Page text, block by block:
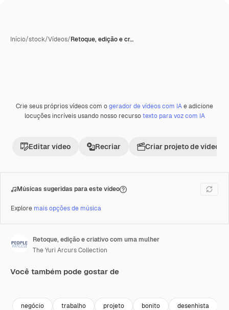
Início/stock/Vídeos/Retoque, edição e cr…
Premium
Crie seus próprios vídeos com ogerador de vídeos com IAe adicione
locuções incríveis usando nosso recursotexto para voz com IA
Editar vídeo Recriar Criar projeto de vídeo
Músicas sugeridas para este vídeo
Explore mais opções de música
Retoque, edição e criativo com uma mulher
The Yuri Arcurs Collection
Você também pode gostar de
negócio trabalho projeto bonito desenhista